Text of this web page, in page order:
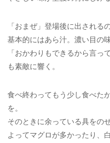
「おまぜ」登場後に出される
基本的にはあら汁。濃い目の
「おかわりもできるから言
も素敵に響く。
食べ終わってもう少し食べた
を。
そのときに余っている具をの
よってマグロが多かったり、